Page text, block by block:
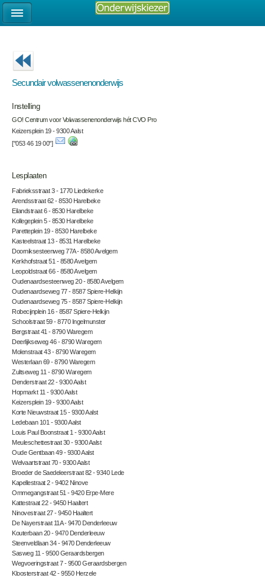
Secundair volwassenenonderwijs
Instelling
GO! Centrum voor Volwassenenonderwijs hét CVO Pro
Keizersplein 19 - 9300 Aalst
["053 46 19 00"]
Lesplaaten
Fabrieksstraat 3 - 1770 Liedekerke
Arendsstraat 62 - 8530 Harelbeke
Eilandstraat 6 - 8530 Harelbeke
Kollegeplein 5 - 8530 Harelbeke
Paretteplein 19 - 8530 Harelbeke
Kasteelstraat 13 - 8531 Harelbeke
Doorniksesteenweg 77A - 8580 Avelgem
Kerkhofstraat 51 - 8580 Avelgem
Leopoldstraat 66 - 8580 Avelgem
Oudenaardsesteenweg 20 - 8580 Avelgem
Oudenaardseweg 77 - 8587 Spiere-Helkijn
Oudenaardseweg 75 - 8587 Spiere-Helkijn
Robecijnplein 16 - 8587 Spiere-Helkijn
Schoolstraat 59 - 8770 Ingelmunster
Bergstraat 41 - 8790 Waregem
Deerlijkseweg 46 - 8790 Waregem
Molenstraat 43 - 8790 Waregem
Westerlaan 69 - 8790 Waregem
Zultseweg 11 - 8790 Waregem
Denderstraat 22 - 9300 Aalst
Hopmarkt 11 - 9300 Aalst
Keizersplein 19 - 9300 Aalst
Korte Nieuwstraat 15 - 9300 Aalst
Ledebaan 101 - 9300 Aalst
Louis Paul Boonstraat 1 - 9300 Aalst
Meuleschettestraat 30 - 9300 Aalst
Oude Gentbaan 49 - 9300 Aalst
Welvaartstraat 70 - 9300 Aalst
Broeder de Saedeleerstraat 82 - 9340 Lede
Kapellestraat 2 - 9402 Ninove
Ommegangstraat 51 - 9420 Erpe-Mere
Kattestraat 22 - 9450 Haaltert
Ninovestraat 27 - 9450 Haaltert
De Nayerstraat 11A - 9470 Denderleeuw
Kouterbaan 20 - 9470 Denderleeuw
Steenveldlaan 34 - 9470 Denderleeuw
Sasweg 11 - 9500 Geraardsbergen
Wegvoeringstraat 7 - 9500 Geraardsbergen
Kloosterstraat 42 - 9550 Herzele